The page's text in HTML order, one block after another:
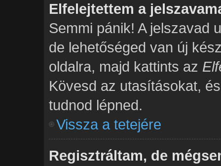
Elfelejtettem a
Semmi pánik! A jelszavad
de lehetőséged van új
oldalra, majd kattints az
Kövesd az utasításokat,
tudnod lépned.
Vissza a tetejére
Regisztráltam, de